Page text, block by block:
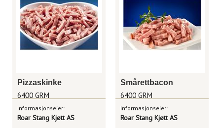
Pizzaskinke
6400 GRM
Informasjonseier:
Roar Stang Kjøtt AS
Smårettbacon
6400 GRM
Informasjonseier:
Roar Stang Kjøtt AS